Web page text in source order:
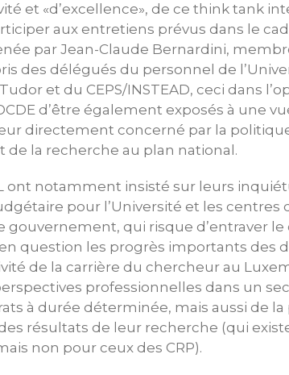
et «d’excellence», de ce think tank
aux entretiens prévus dans le
par Jean-Claude Bernardini,
des délégués du personnel de
et du CEPS/INSTEAD, ceci dans
d’être également exposés à une vue
directement concerné par la
de la recherche au plan national.
ont notamment insisté sur leurs
pour l’Université et les centres
gouvernement, qui risque d’entraver
question les progrès importants des
de la carrière du chercheur au
professionnelles dans un
à durée déterminée, mais aussi de
résultats de leur recherche (qui
non pour ceux des CRP).